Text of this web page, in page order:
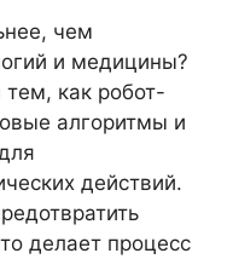
чем
и медицины?
как робот-
алгоритмы и
действий.
делает процесс